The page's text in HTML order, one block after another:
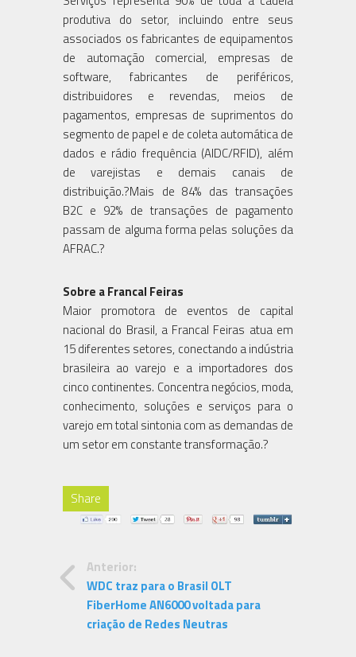
produtiva do setor, incluindo entre seus
associados os fabricantes de equipamentos
de automação comercial, empresas de
software, fabricantes de periféricos,
distribuidores e revendas, meios de
pagamentos, empresas de suprimentos do
segmento de papel e de coleta automática de
dados e rádio frequência (AIDC/RFID), além
de varejistas e demais canais de
distribuição.?Mais de 84% das transações
B2C e 92% de transações de pagamento
passam de alguma forma pelas soluções da
AFRAC.?
Sobre a Francal Feiras
Maior promotora de eventos de capital
nacional do Brasil, a Francal Feiras atua em
15 diferentes setores, conectando a indústria
brasileira ao varejo e a importadores dos
cinco continentes. Concentra negócios, moda,
conhecimento, soluções e serviços para o
varejo em total sintonia com as demandas de
um setor em constante transformação.?
Share
Anterior:
WDC traz para o Brasil OLT
FiberHome AN6000 voltada para
criação de Redes Neutras